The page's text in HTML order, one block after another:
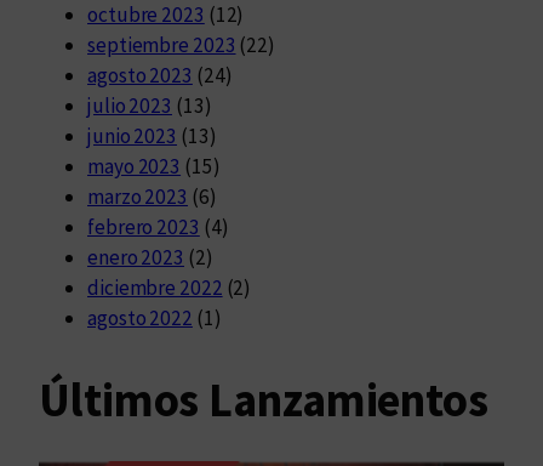
octubre 2023 (12)
septiembre 2023 (22)
agosto 2023 (24)
julio 2023 (13)
junio 2023 (13)
mayo 2023 (15)
marzo 2023 (6)
febrero 2023 (4)
enero 2023 (2)
diciembre 2022 (2)
agosto 2022 (1)
Últimos Lanzamientos